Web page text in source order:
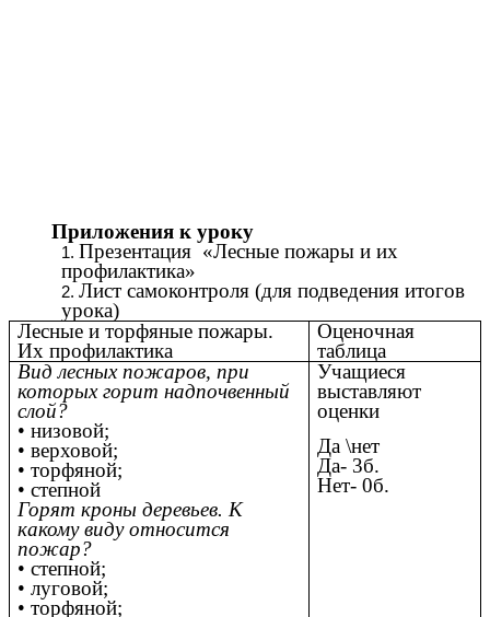
Приложения к уроку
Презентация «Лесные пожары и их
профилактика»
Лист самоконтроля (для подведения итогов
урока)
Лесные и торфяные пожары.
Их профилактика
Оценочная
таблица
Вид лесных пожаров, при
которых горит надпочвенный
слой?
• низовой;
• верховой;
• торфяной;
• степной
Горят кроны деревьев. К
какому виду относится
пожар?
• степной;
• луговой;
• торфяной;
Учащиеся
выставляют
оценки
Да \нет
Да- 3б.
Нет- 0б.